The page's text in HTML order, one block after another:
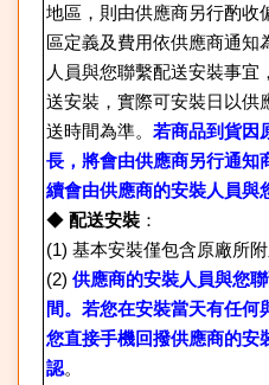
地區，則由供應商另行酌收
區定義及費用依供應商通知
人員與您聯繫配送安裝事宜
送安裝，實際可安裝日以供
送時間為準。 若商品到貨因
長，將會由供應商另行通知
續會由供應商的安裝人員與
◆ 配送安裝：
(1) 基本安裝僅包含原廠所附
(2) 供應商的安裝人員與您
間。若您在安裝當天有任何
您直接手機回撥供應商的安
認。